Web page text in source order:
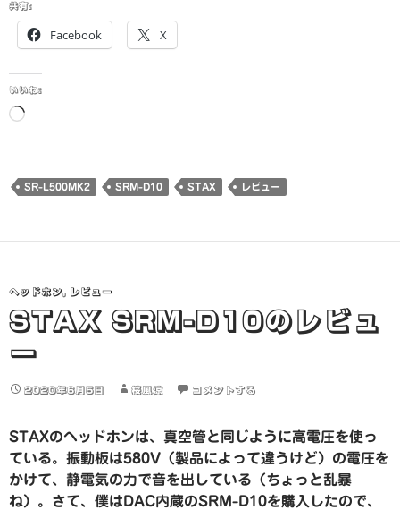
共有:
Facebook X
いいね:
読
み
SR-L500MK2 SRM-D10 STAX レビュー
ヘッドホン, レビュー
STAX SRM-D10のレビュ
ー
2020年6月5日 桜風涼 コメントする
STAXのヘッドホンは、真空管と同じように高電圧を使っ
ている。振動板は580V（製品によって違うけど）の電圧を
かけて、静電気の力で音を出している（ちょっと乱暴
ね）。さて、僕はDAC内蔵のSRM-D10を購入したので、